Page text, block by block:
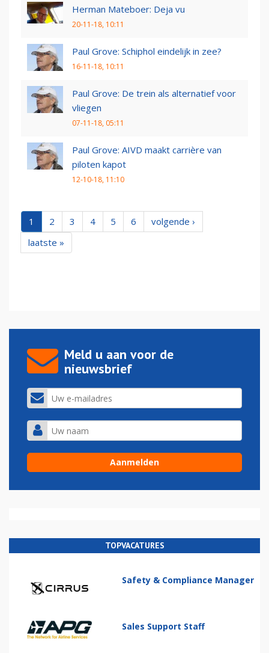
Herman Mateboer: Deja vu
20-11-18, 10:11
Paul Grove: Schiphol eindelijk in zee?
16-11-18, 10:11
Paul Grove: De trein als alternatief voor
vliegen
07-11-18, 05:11
Paul Grove: AIVD maakt carrière van
piloten kapot
12-10-18, 11:10
1 2 3 4 5 6
volgende ›
laatste »
Meld u aan voor de
nieuwsbrief
TOPVACATURES
Safety & Compliance Manager
Sales Support Staff